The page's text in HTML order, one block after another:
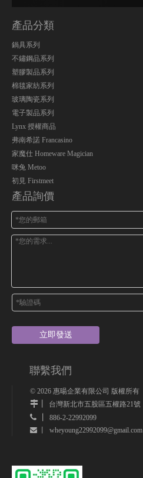
產品分類
鍋具系列
不鏽鋼品系列
塑膠製品系列
棉毯家紡系列
玻璃陶瓷系列
電子製品系列
Lynx 授權商品
弗南希諾 Francasino
家魔仕 Homeware Magician
咪兔 Metoo
初見 Firstmeet
產品詢價
立即發送
聯繫我們
© 2026 惠暘企業有限公司 版權所有
丨 台灣新北市五股區五權路21號
 丨 886-2-22992099
 丨 wheyoung22992099@gmail.com